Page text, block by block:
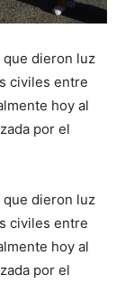
dieron luz
civiles entre
hoy al
por el
dieron luz
civiles entre
hoy al
por el